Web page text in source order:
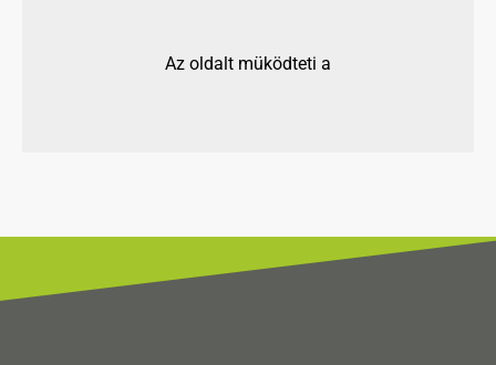
Az oldalt müködteti a